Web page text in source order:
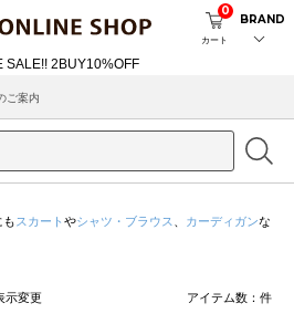
カート
0
BRAND
ご案内
も スカート やシャツ・ブラウス カーディガンな
示変更 アイテム数： 件